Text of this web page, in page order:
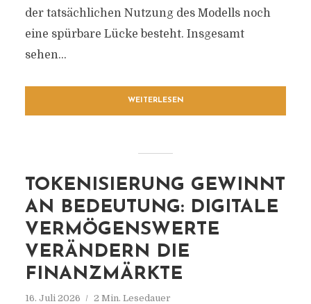
der tatsächlichen Nutzung des Modells noch
eine spürbare Lücke besteht. Insgesamt
sehen...
WEITERLESEN
TOKENISIERUNG GEWINNT
AN BEDEUTUNG: DIGITALE
VERMÖGENSWERTE
VERÄNDERN DIE
FINANZMÄRKTE
16. Juli 2026 2 Min. Lesedauer